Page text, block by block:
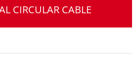
CIRCULAR CABLE